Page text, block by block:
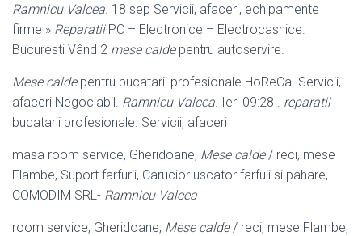
Ramnicu Valcea. 18 sep Servicii, afaceri, echipamente
firme » ReparatiiPC – Electronice – Electrocasnice.
Bucuresti Vând 2 mese caldepentru autoservire.
Mese caldepentru bucatarii profesionale HoReCa. Servicii,
afaceri Negociabil. Ramnicu Valcea. Ieri 09:28 . reparatii
bucatarii profesionale. Servicii, afaceri
masa room service, Gheridoane, Mese calde/ reci, mese
Flambe, Suport farfurii, Carucior uscator farfuii si pahare, ..
COMODIM SRL- Ramnicu Valcea
room service, Gheridoane, Mese calde/ reci, mese Flambe,